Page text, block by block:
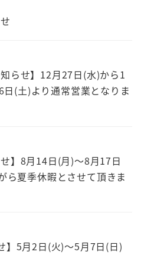
らせ】12月27日(水)から1
(土)より通常営業となりま
】8月14日(月)～8月17日
ら夏季休暇とさせて頂きま
】5月2日(火)～5月7日(日)